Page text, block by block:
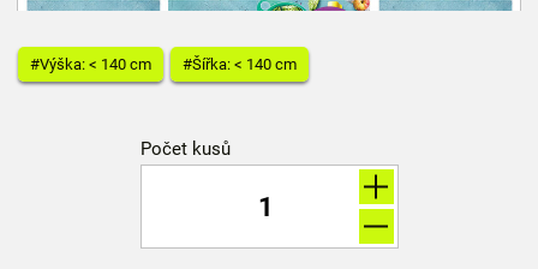
#Výška: < 140 cm #Šířka: < 140 cm
Počet kusů